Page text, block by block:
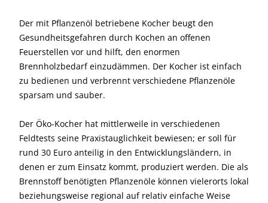
Der mit Pflanzenöl betriebene Kocher beugt den
Gesundheitsgefahren durch Kochen an offenen
Feuerstellen vor und hilft, den enormen
Brennholzbedarf einzudämmen. Der Kocher ist einfach
zu bedienen und verbrennt verschiedene Pflanzenöle
sparsam und sauber.
Der Öko-Kocher hat mittlerweile in verschiedenen
Feldtests seine Praxistauglichkeit bewiesen; er soll für
rund 30 Euro anteilig in den Ent­wicklungsländern, in
denen er zum Einsatz kommt, produziert werden. Die als
Brennstoff benötigten Pflanzenöle können vielerorts lokal
beziehungsweise regional auf relativ einfache Weise